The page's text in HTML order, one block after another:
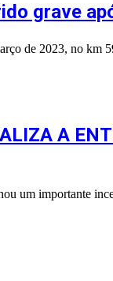
grave
de 2023, no
A
um importante